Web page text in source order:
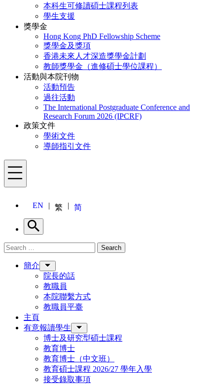
本科生可修讀碩士課程列表
學生支援
獎學金
Hong Kong PhD Fellowship Scheme
獎學金及獎項
香港未來人才深造獎學金計劃
教師獎學金（進修碩士學位課程）
活動與本院刊物
活動預告
過往活動
The International Postgraduate Conference and
Research Forum 2026 (IPCRF)
政策文件
學術文件
導師指引文件
Menu
EN 繁 简
Search
Search for: Search
簡介
院長的話
教職員
本院聯繫方式
教職員平臺
主頁
有意報讀學生
博士及研究型碩士課程
教育博士
教育博士（中文班）
教育碩士課程 2026/27 學年入學
接受錄取事項